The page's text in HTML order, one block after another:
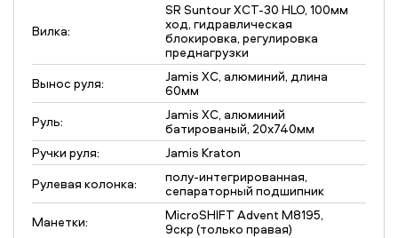
Вилка:
SR Suntour XCT-30 HLO, 100мм
ход, гидравлическая
блокировка, регулировка
преднагрузки
Вынос руля:
Jamis XC, алюминий, длина
60мм
Руль:
Jamis XC, алюминий
батированый, 20x740мм
Ручки руля:
Jamis Kraton
Рулевая колонка:
полу-интегрированная,
сепараторный подшипник
Манетки:
MicroSHIFT Advent M8195,
9скр (только правая)